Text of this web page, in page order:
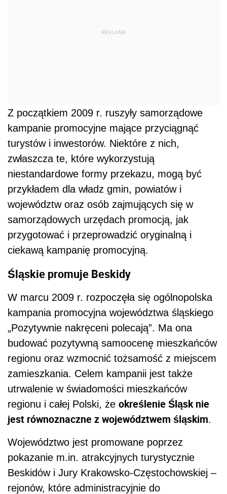
REKLAMA
Z początkiem 2009 r. ruszyły samorządowe
kampanie promocyjne mające przyciągnąć
turystów i inwestorów. Niektóre z nich,
zwłaszcza te, które wykorzystują
niestandardowe formy przekazu, mogą być
przykładem dla władz gmin, powiatów i
województw oraz osób zajmujących się w
samorządowych urzędach promocją, jak
przygotować i przeprowadzić oryginalną i
ciekawą kampanię promocyjną.
Śląskie promuje Beskidy
W marcu 2009 r. rozpoczęła się ogólnopolska
kampania promocyjna województwa śląskiego
„Pozytywnie nakręceni polecają”. Ma ona
budować pozytywną samoocenę mieszkańców
regionu oraz wzmocnić tożsamość z miejscem
zamieszkania. Celem kampanii jest także
utrwalenie w świadomości mieszkańców
regionu i całej Polski, że określenie Śląsk nie
jest równoznaczne z województwem śląskim.
Województwo jest promowane poprzez
pokazanie m.in. atrakcyjnych turystycznie
Beskidów i Jury Krakowsko-Częstochowskiej –
rejonów, które administracyjnie do